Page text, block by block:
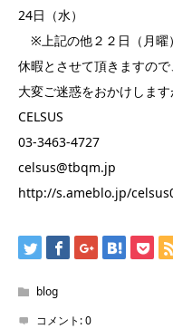
24日（水）
※上記の他２２日（月曜
休暇とさせて頂きますので
大変ご迷惑をおかけしま
CELSUS
03-3463-4727
celsus@tbqm.jp
http://s.ameblo.jp/
blog
コメント:0